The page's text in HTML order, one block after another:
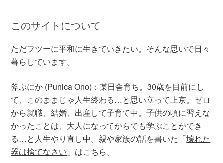
このサイトについて
ただフツーに平和に生きていきたい。そんな思いで日々
暮らしています。
斧ぷにか (Punica Ono)：某田舎育ち。30歳を目前にし
て、このままじゃ人生終わる…と思い立って上京。ゼロ
から就職、結婚、出産して子育て中。子供の頃に習えな
かったことは、大人になってからでも学ぶことができ
る…と人生やり直し中。親や家族の話を書いた「壊れた
器は捨てなさい 」はこちら。